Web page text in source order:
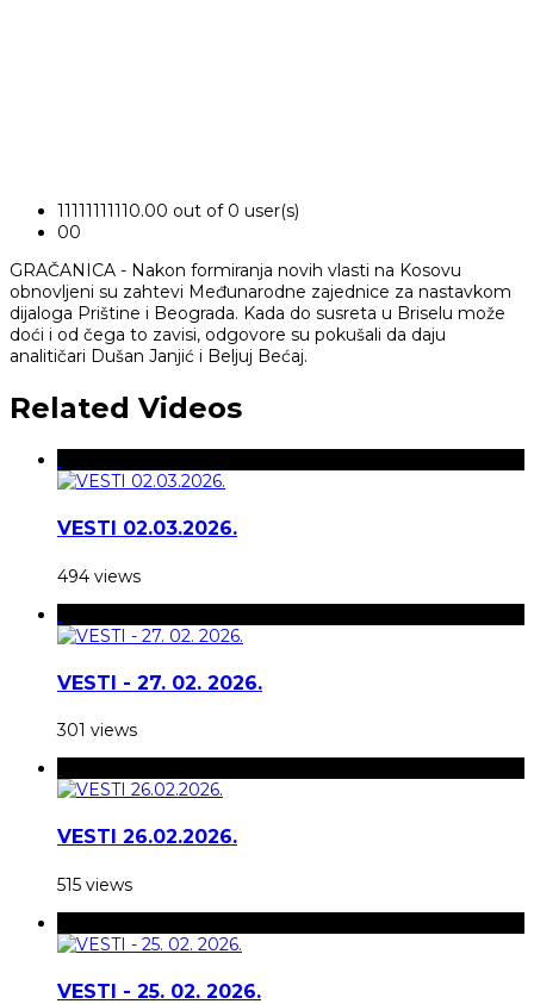
11111111110.00 out of 0 user(s)
00
GRAČANICA - Nakon formiranja novih vlasti na Kosovu
obnovljeni su zahtevi Međunarodne zajednice za nastavkom
dijaloga Prištine i Beograda. Kada do susreta u Briselu može
doći i od čega to zavisi, odgovore su pokušali da daju
analitičari Dušan Janjić i Beljuj Bećaj.
Related Videos
VESTI 02.03.2026.
494 views
VESTI - 27. 02. 2026.
301 views
VESTI 26.02.2026.
515 views
VESTI - 25. 02. 2026.